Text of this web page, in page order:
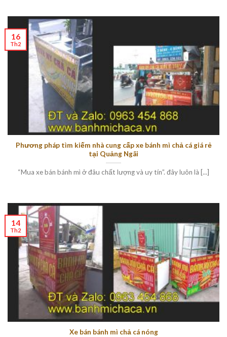
Phương pháp tìm kiếm nhà cung cấp xe bánh mì chả cá giá rẻ
tại Quảng Ngãi
“Mua xe bán bánh mì ở đâu chất lượng và uy tín”. đây luôn là [...]
16
Th2
Xe bán bánh mì chả cá nóng
14
Th2